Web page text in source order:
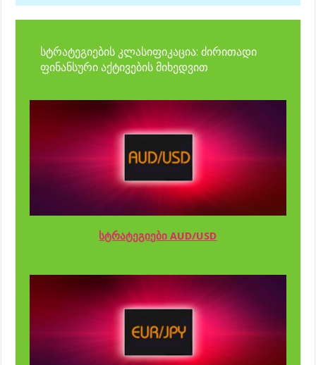
სტრატეგიების კლასიფიკაცია: ძირითადი
ფინანსური აქტივების მიხედვით
სტრატეგიები AUD/USD